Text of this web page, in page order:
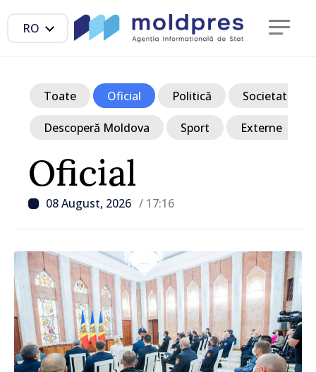
RO
Oficial
08 August, 2026 / 17:16
Toate Oficial Politică Societate
Descoperă Moldova Sport Externe